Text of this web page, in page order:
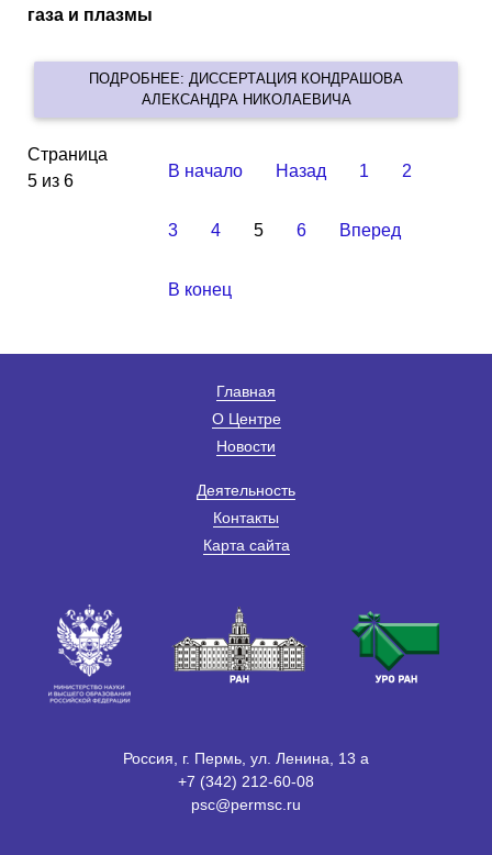
газа и плазмы
ПОДРОБНЕЕ: ДИССЕРТАЦИЯ КОНДРАШОВА
АЛЕКСАНДРА НИКОЛАЕВИЧА
Страница
5 из 6
В начало Назад 1 2
3 4 5 6 Вперед
В конец
Главная
О Центре
Новости
Деятельность
Контакты
Карта сайта
Россия, г. Пермь, ул. Ленина, 13 а
+7 (342) 212-60-08
psc@permsc.ru